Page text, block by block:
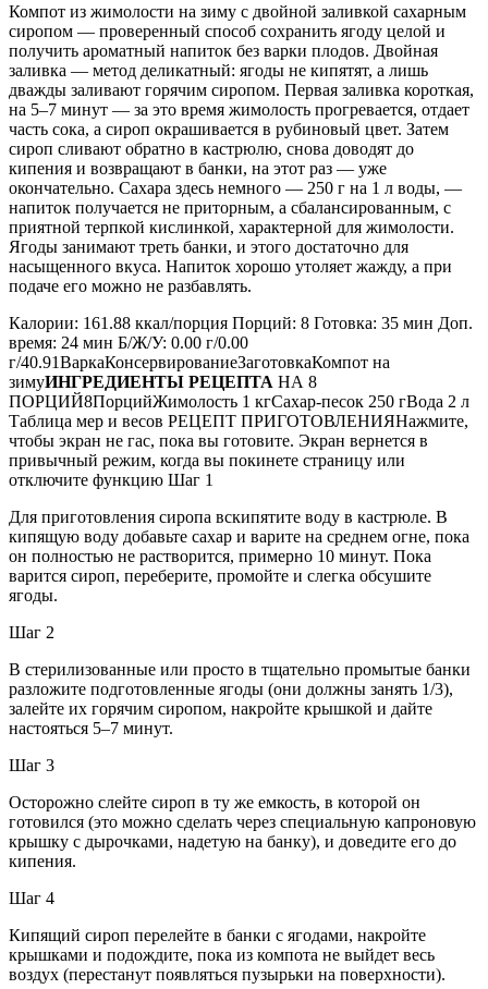
Компот из жимолости на зиму с двойной заливкой сахарным
сиропом — проверенный способ сохранить ягоду целой и
получить ароматный напиток без варки плодов. Двойная
заливка — метод деликатный: ягоды не кипятят, а лишь
дважды заливают горячим сиропом. Первая заливка короткая,
на 5–7 минут — за это время жимолость прогревается, отдает
часть сока, а сироп окрашивается в рубиновый цвет. Затем
сироп сливают обратно в кастрюлю, снова доводят до
кипения и возвращают в банки, на этот раз — уже
окончательно. Сахара здесь немного — 250 г на 1 л воды, —
напиток получается не приторным, а сбалансированным, с
приятной терпкой кислинкой, характерной для жимолости.
Ягоды занимают треть банки, и этого достаточно для
насыщенного вкуса. Напиток хорошо утоляет жажду, а при
подаче его можно не разбавлять.
Калории: 161.88 ккал/порция Порций: 8 Готовка: 35 мин Доп.
время: 24 мин Б/Ж/У: 0.00 г/0.00
г/40.91ВаркаКонсервированиеЗаготовкаКомпот на
зимуИНГРЕДИЕНТЫ РЕЦЕПТА НА 8
ПОРЦИЙ8ПорцийЖимолость 1 кгСахар-песок 250 гВода 2 л
Таблица мер и весов РЕЦЕПТ ПРИГОТОВЛЕНИЯНажмите,
чтобы экран не гас, пока вы готовите. Экран вернется в
привычный режим, когда вы покинете страницу или
отключите функцию Шаг 1
Для приготовления сиропа вскипятите воду в кастрюле. В
кипящую воду добавьте сахар и варите на среднем огне, пока
он полностью не растворится, примерно 10 минут. Пока
варится сироп, переберите, промойте и слегка обсушите
ягоды.
Шаг 2
В стерилизованные или просто в тщательно промытые банки
разложите подготовленные ягоды (они должны занять 1/3),
залейте их горячим сиропом, накройте крышкой и дайте
настояться 5–7 минут.
Шаг 3
Осторожно слейте сироп в ту же емкость, в которой он
готовился (это можно сделать через специальную капроновую
крышку с дырочками, надетую на банку), и доведите его до
кипения.
Шаг 4
Кипящий сироп перелейте в банки с ягодами, накройте
крышками и подождите, пока из компота не выйдет весь
воздух (перестанут появляться пузырьки на поверхности).